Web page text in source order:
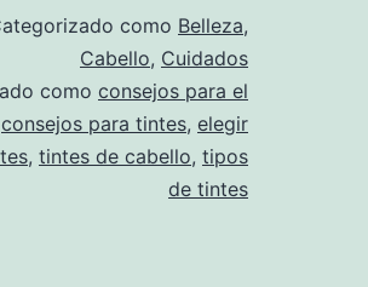
como Belleza,
Cabello, Cuidados
como consejos para el
consejos para tintes, elegir
, tintes de cabello, tipos
de tintes